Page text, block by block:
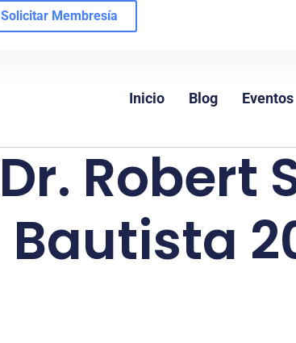
Solicitar Membresía
Inicio Blog Eventos
Dr. Robert
Bautista